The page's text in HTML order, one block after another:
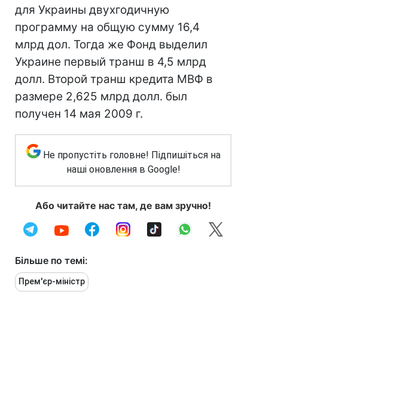
для Украины двухгодичную
программу на общую сумму 16,4
млрд дол. Тогда же Фонд выделил
Украине первый транш в 4,5 млрд
долл. Второй транш кредита МВФ в
размере 2,625 млрд долл. был
получен 14 мая 2009 г.
Не пропустіть головне! Підпишіться на
наші оновлення в Google!
Або читайте нас там, де вам зручно!
Більше по темі:
Прем'єр-міністр